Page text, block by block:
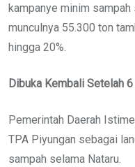
kampanye minim
munculnya 55.300 ton
hingga 20%.
Dibuka Kembali Setelah
Pemerintah Daerah
TPA Piyungan sebagai
sampah selama Nataru.